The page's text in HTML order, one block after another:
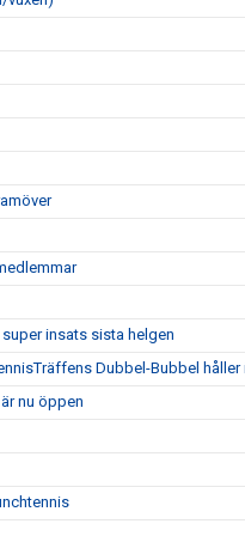
insats sista helgen
Dubbel-Bubbel håller
nu öppen